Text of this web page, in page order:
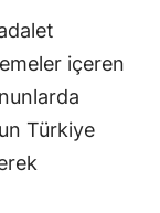
içeren
Türkiye